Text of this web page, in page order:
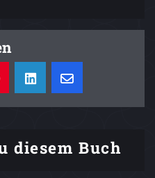
diesem Buch